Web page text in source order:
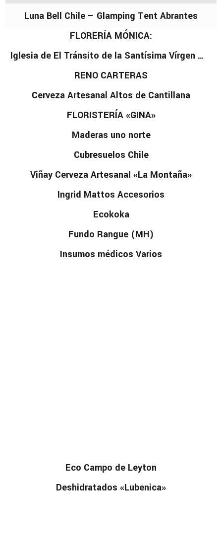
Luna Bell Chile – Glamping Tent Abrantes
FLORERÍA MÓNICA:
Iglesia de El Tránsito de la Santísima Vírgen María (MH)
RENO CARTERAS
Cerveza Artesanal Altos de Cantillana
FLORISTERÍA «GINA»
Maderas uno norte
Cubresuelos Chile
Viñay Cerveza Artesanal «La Montaña»
Ingrid Mattos Accesorios
Ecokoka
Fundo Rangue (MH)
Insumos médicos Varios
Eco Campo de Leyton
Deshidratados «Lubenica»